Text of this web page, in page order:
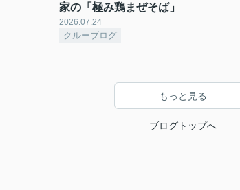
家の「極み鶏まぜそば」
2026.07.24
クルーブログ
もっと見る
ブログトップへ